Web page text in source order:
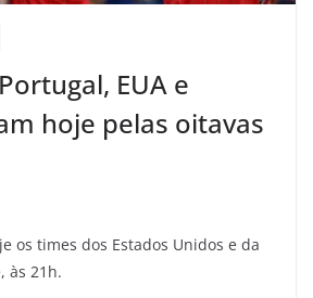
EUA e
hoje pelas oitavas
os times dos Estados Unidos e da
às 21h.